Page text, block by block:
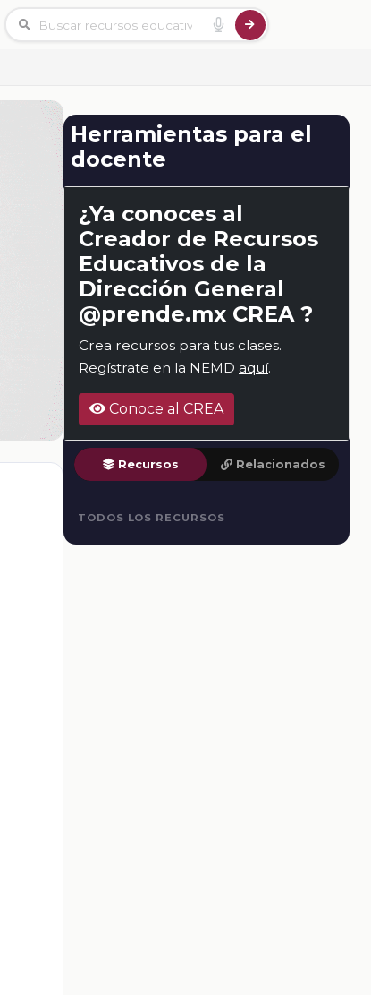
Herramientas para el
docente
¿Ya conoces al
Creador de Recursos
Educativos de la
Dirección General
@prende.mx CREA ?
Crea recursos para tus clases.
Regístrate en la NEMD aquí.
Conoce al CREA
Recursos Relacionados
TODOS LOS RECURSOS